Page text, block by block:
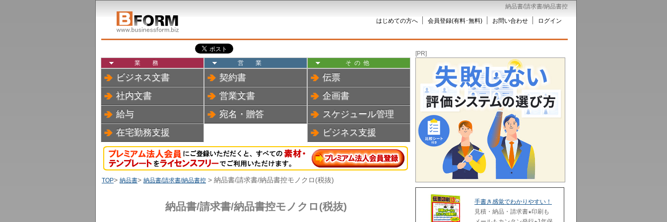
納品書/請求書/納品書控
はじめての方へ 会員登録(有料･無料) お問い合わせ ログイン
業務
ビジネス文書
社内文書
給与
在宅勤務支援
営業
契約書
営業文書
宛名・贈答
その他
伝票
企画書
スケジュール管理
ビジネス支援
TOP> 納品書> 納品書/請求書/納品書控 > 納品書/請求書/納品書控モノクロ(税抜)
納品書/請求書/納品書控モノクロ(税抜)
[PR]
手書き感覚でわかりやすい！
見積・納品・請求書★印刷も